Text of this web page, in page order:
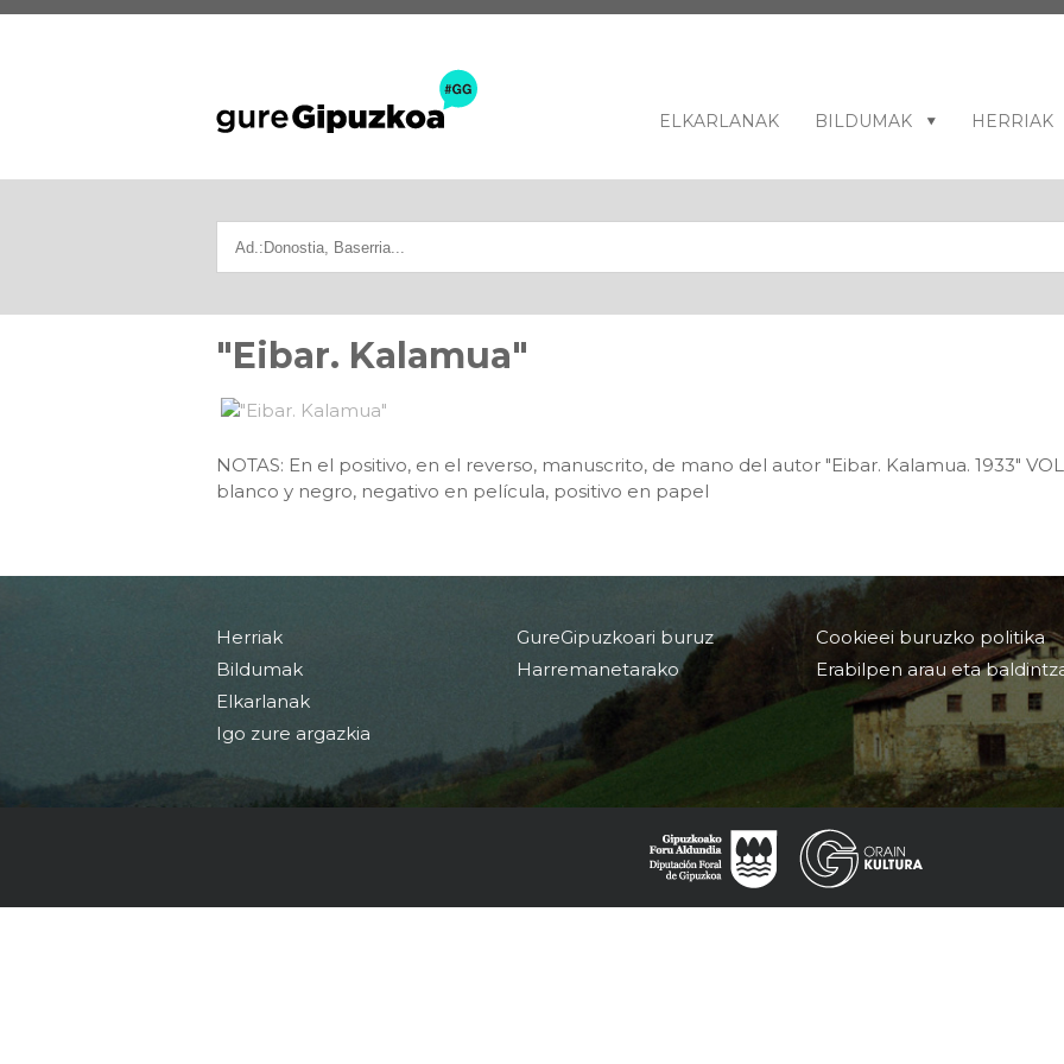
ELKARLANAK BILDUMAK HERRIAK
"Eibar. Kalamua"
NOTAS: En el positivo, en el reverso, manuscrito, de mano del autor "Eibar. Kalamua. 1933"
blanco y negro, negativo en película, positivo en papel
Herriak
Bildumak
Elkarlanak
Igo zure argazkia
GureGipuzkoari buruz
Harremanetarako
Cookieei buruzko politika
Erabilpen arau eta